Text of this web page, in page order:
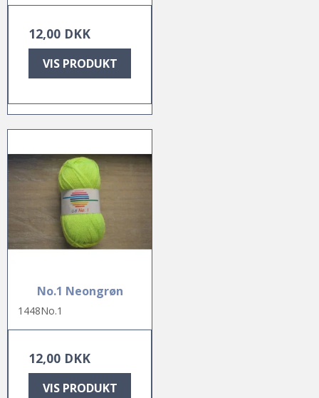
12,00 DKK
VIS PRODUKT
No.1 Neongrøn
1448No.1
12,00 DKK
VIS PRODUKT